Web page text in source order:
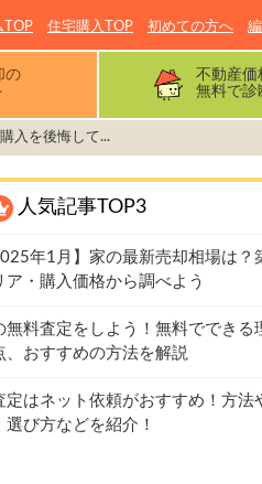
TOP 住宅購入TOP 初めての方へ
の
不動産価
無料で診
入を後悔して...
人気記事TOP3
年1月】家の最新売却相場は？
ア・購入価格から調べよう
無料査定をしよう！無料でできる
、おすすめの方法を解説
定はネット依頼がおすすめ！方法
選び方などを紹介！